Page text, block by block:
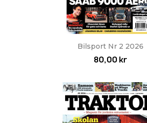
Bilsport Nr 2 2026
80,00 kr